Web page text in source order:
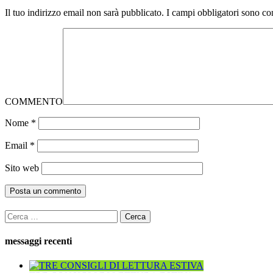
Il tuo indirizzo email non sarà pubblicato. I campi obbligatori sono
COMMENTO
Nome *
Email *
Sito web
Ricerca
per:
messaggi recenti